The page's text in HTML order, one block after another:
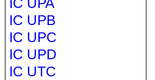
IC UPB
IC UPC
IC UPD
IC UTC